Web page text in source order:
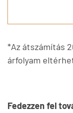
*Az átszámítás
árfolyam
Fedezzen fel